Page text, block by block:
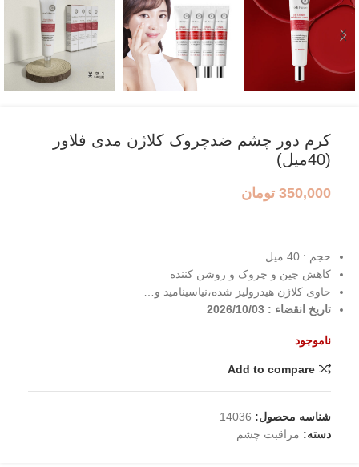
کرم دور چشم ضدچروک کلاژن مدی فلاور
(40میل)
350,000 تومان
حجم : 40 میل
کاهش چین و چروک و روشن کننده
حاوی کلاژن هیدرولیز شده،نیاسینامید و…
تاریخ انقضاء : 2026/10/03
ناموجود
Add to compare
شناسه محصول: 14036
دسته: مراقبت چشم